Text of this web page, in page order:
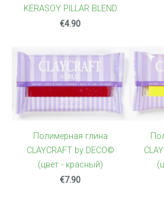
KERASOY PILLAR BLEND
€4.90
Полимерная глина
CLAYCRAFT by DECO©
(цвет - красный)
€7.90